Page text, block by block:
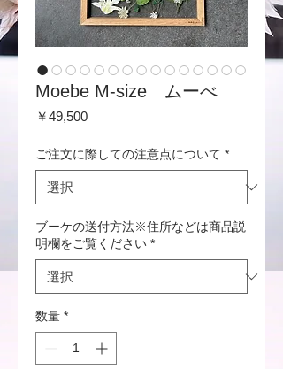
Moebe M-size ムーべ
￥49,500価
ご注文に際しての注意点について *
ブーケの送付方法※住所などは商品説
明欄をご覧ください *
数量 *